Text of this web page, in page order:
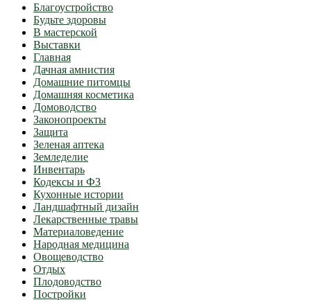
Благоустройство
Будьте здоровы
В мастерской
Выставки
Главная
Дачная амнистия
Домашние питомцы
Домашняя косметика
Домоводство
Законопроекты
Защита
Зеленая аптека
Земледелие
Инвентарь
Кодексы и ФЗ
Кухонные истории
Ландшафтный дизайн
Лекарственные травы
Материаловедение
Народная медицина
Овощеводство
Отдых
Плодоводство
Постройки